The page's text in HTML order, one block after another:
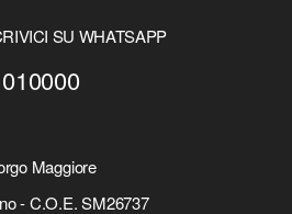
SU WHATSAPP
Maggiore
- C.O.E. SM26737